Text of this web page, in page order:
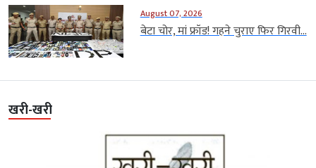
August 07, 2026
बेटा चोर, मां फ्रॉड! गहने चुराए फिर गिरवी...
खरी-खरी